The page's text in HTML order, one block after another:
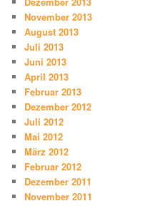
November 2013
August 2013
Juli 2013
Juni 2013
April 2013
Februar 2013
Dezember 2012
Juli 2012
Mai 2012
März 2012
Februar 2012
Dezember 2011
November 2011